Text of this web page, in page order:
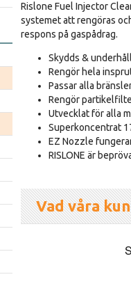
Rislone Fuel Injector
systemet att rengöras
respons på gaspådrag.
Skydds &
Rengör hela
Passar alla
Rengör
Utvecklat för alla
Superkoncentrat
EZ Nozzle
RISLONE är
Vad våra